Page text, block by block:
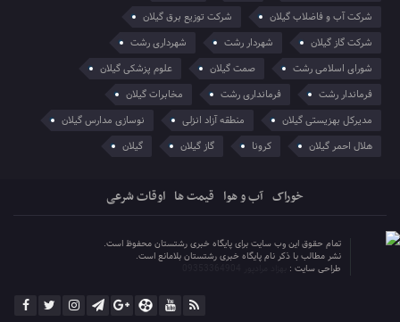
شرکت آب و فاضلاب گیلان
شرکت توزیع برق گیلان
شرکت گاز گیلان
شهردار رشت
شهرداری رشت
شورای اسلامی رشت
صمت گیلان
علوم پزشکی گیلان
فرماندار رشت
فرمانداری رشت
مخابرات گیلان
مدیرکل بهزیستی گیلان
منطقه آزاد انزلی
نوسازی مدارس گیلان
هلال احمر گیلان
کرونا گاز گیلان گیلان
خوراک آب و هوا قیمت ها اوقات شرعی
تمام حقوق این وب سایت برای پایگاه خبری رشتستان محفوظ است.
نشر مطالب با ذکر نام پایگاه خبری رشتستان بلامانع است.
طراحی سایت :